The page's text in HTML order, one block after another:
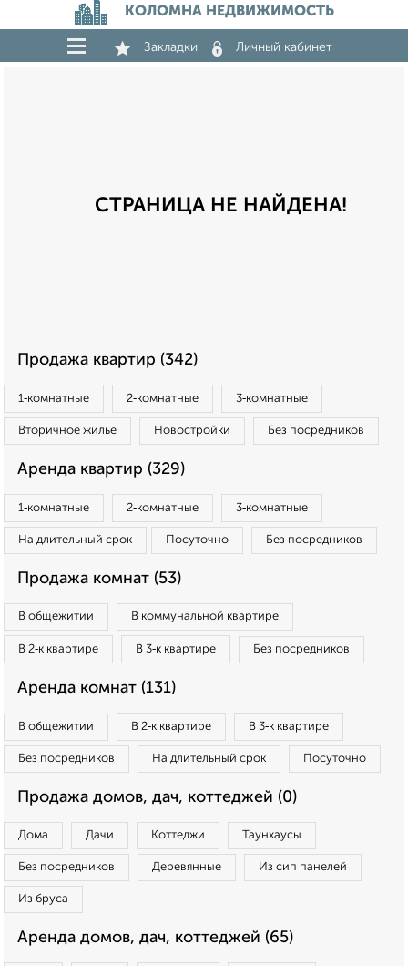
КОЛОМНА НЕДВИЖИМОСТЬ
Закладки Личный кабинет
СТРАНИЦА НЕ НАЙДЕНА!
Продажа квартир (342)
1‑комнатные 2‑комнатные 3‑комнатные
Вторичное жилье Новостройки Без посредников
Аренда квартир (329)
1‑комнатные 2‑комнатные 3‑комнатные
На длительный срок Посуточно Без посредников
Продажа комнат (53)
В общежитии В коммунальной квартире
В 2‑к квартире В 3‑к квартире Без посредников
Аренда комнат (131)
В общежитии В 2‑к квартире В 3‑к квартире
Без посредников На длительный срок Посуточно
Продажа домов, дач, коттеджей (0)
Дома Дачи Коттеджи Таунхаусы
Без посредников Деревянные Из сип панелей
Из бруса
Аренда домов, дач, коттеджей (65)